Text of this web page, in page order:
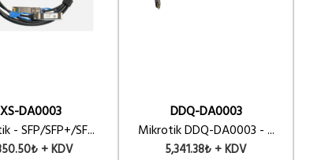
XS-DA0003
- SFP/SFP+/SF...
+ KDV
DDQ-DA0003
Mikrotik DDQ-DA0003 - ...
5,341.38₺ + KDV